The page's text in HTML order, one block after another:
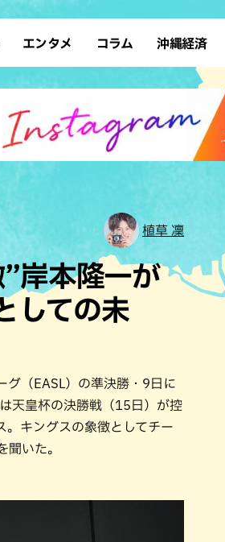
料理
ン
理
ー
ライス
ドライブ
ソロ活
公園
SDGs
ン ローカルニュース
沖縄旧暦行事
エンタメ
スポーツ 占い
タレント・芸人 テレビ
コラム 沖縄経済
植草 凜
岸本隆一が
しての未
グ（EASL）の準決勝・9日に
天皇杯の決勝戦（15日）が控
。キングスの象徴としてチー
聞いた。